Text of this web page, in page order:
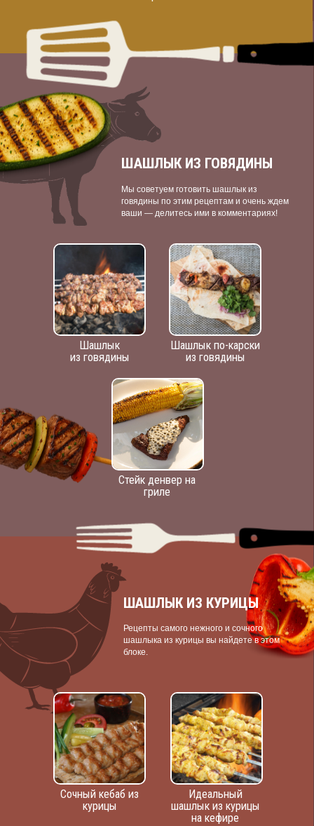
ШАШЛЫК ИЗ ГОВЯДИНЫ
Мы советуем готовить шашлык из
говядины по этим рецептам и очень ждем
ваши — делитесь ими в комментариях!
Шашлык
из говядины
Шашлык по-карски
из говядины
Стейк денвер на
гриле
ШАШЛЫК ИЗ КУРИЦЫ
Рецепты самого нежного и сочного
шашлыка из курицы вы найдете в этом
блоке.
Сочный кебаб из
курицы
Идеальный
шашлык из курицы
на кефире